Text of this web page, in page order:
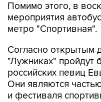
Помимо этого, в
мероприятия
метро "Спортивная".
Согласно открытым
"Лужниках" пройдут
российских певиц
Они являются
и фестиваля